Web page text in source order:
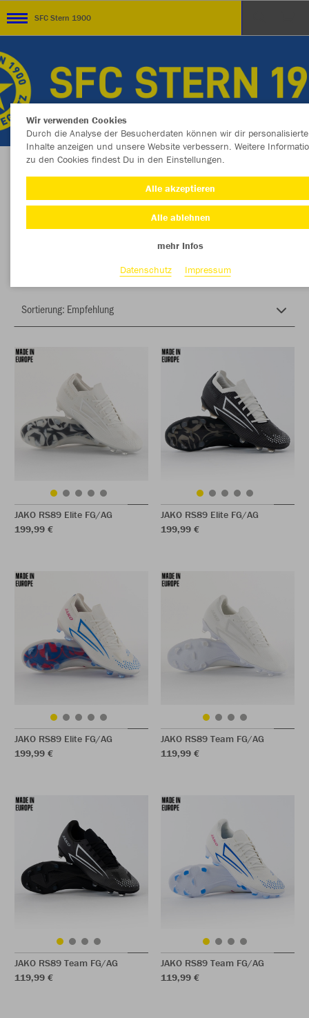
SFC Stern 1900
Herzlich Willkommen im Teamshop SFC Stern
1900
JAKO RS89 Elite FG/AG
199,99 €
JAKO RS89 Elite FG/AG
199,99 €
JAKO RS89 Elite FG/AG
199,99 €
JAKO RS89 Team FG/AG
119,99 €
JAKO RS89 Team FG/AG
119,99 €
JAKO RS89 Team FG/AG
119,99 €
Wir verwenden Cookies
Durch die Analyse der Besucherdaten können wir dir personalisierte
Inhalte anzeigen und unsere Website verbessern. Weitere
zu den Cookies findest Du in den Einstellungen.
Alle akzeptieren
Alle ablehnen
mehr Infos
Datenschutz
Impressum